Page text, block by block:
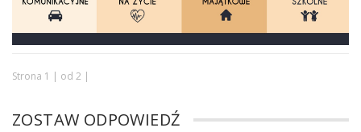
Strona 1 | od 2 |
ZOSTAW ODPOWIEDŹ